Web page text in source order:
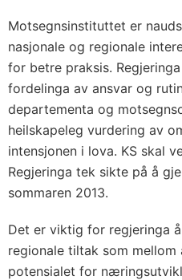
Motsegnsinstituttet er
nasjonale og regionale
for betre praksis.
fordelinga av ansvar og
departementa og
heilskapeleg vurdering av
intensjonen i lova. KS skal
Regjeringa tek sikte på å
sommaren 2013.
Det er viktig for regjeringa
regionale tiltak som mellom
potensialet for